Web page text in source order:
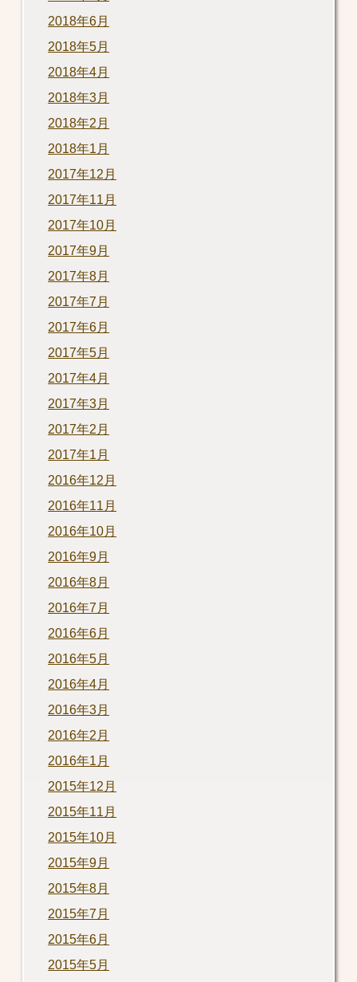
2018年6月
2018年5月
2018年4月
2018年3月
2018年2月
2018年1月
2017年12月
2017年11月
2017年10月
2017年9月
2017年8月
2017年7月
2017年6月
2017年5月
2017年4月
2017年3月
2017年2月
2017年1月
2016年12月
2016年11月
2016年10月
2016年9月
2016年8月
2016年7月
2016年6月
2016年5月
2016年4月
2016年3月
2016年2月
2016年1月
2015年12月
2015年11月
2015年10月
2015年9月
2015年8月
2015年7月
2015年6月
2015年5月